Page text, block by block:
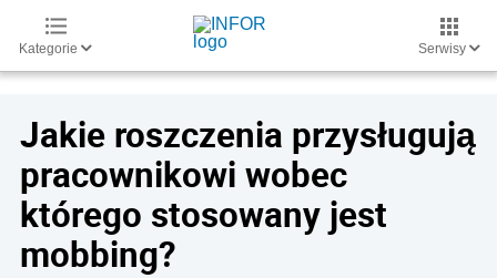
Kategorie Serwisy
Jakie roszczenia przysługują
pracownikowi wobec
którego stosowany jest
mobbing?